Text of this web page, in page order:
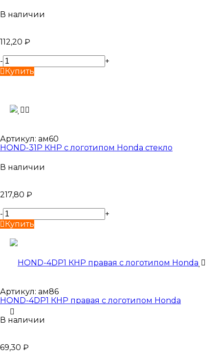
В наличии
112,20 ₽
-
+
Купить
Артикул: ам60
HOND-31P КНР с логотипом Honda стекло
В наличии
217,80 ₽
-
+
Купить
Артикул: ам86
HOND-4DP1 КНР правая с логотипом Honda
В наличии
69,30 ₽